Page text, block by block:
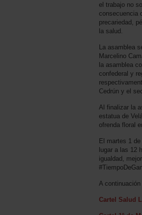
el trabajo no
consecuencia
precariedad,
la salud.
La asamblea
Marcelino
la asamblea
confederal y
Cedrún y el
Al finalizar la
estatua de
ofrenda floral
El martes 1
lugar a las 12
igualdad,
A
Cartel Salud